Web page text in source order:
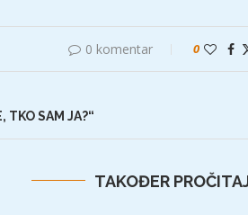
0 komentar 0
TKO SAM JA?“
TAKOĐER